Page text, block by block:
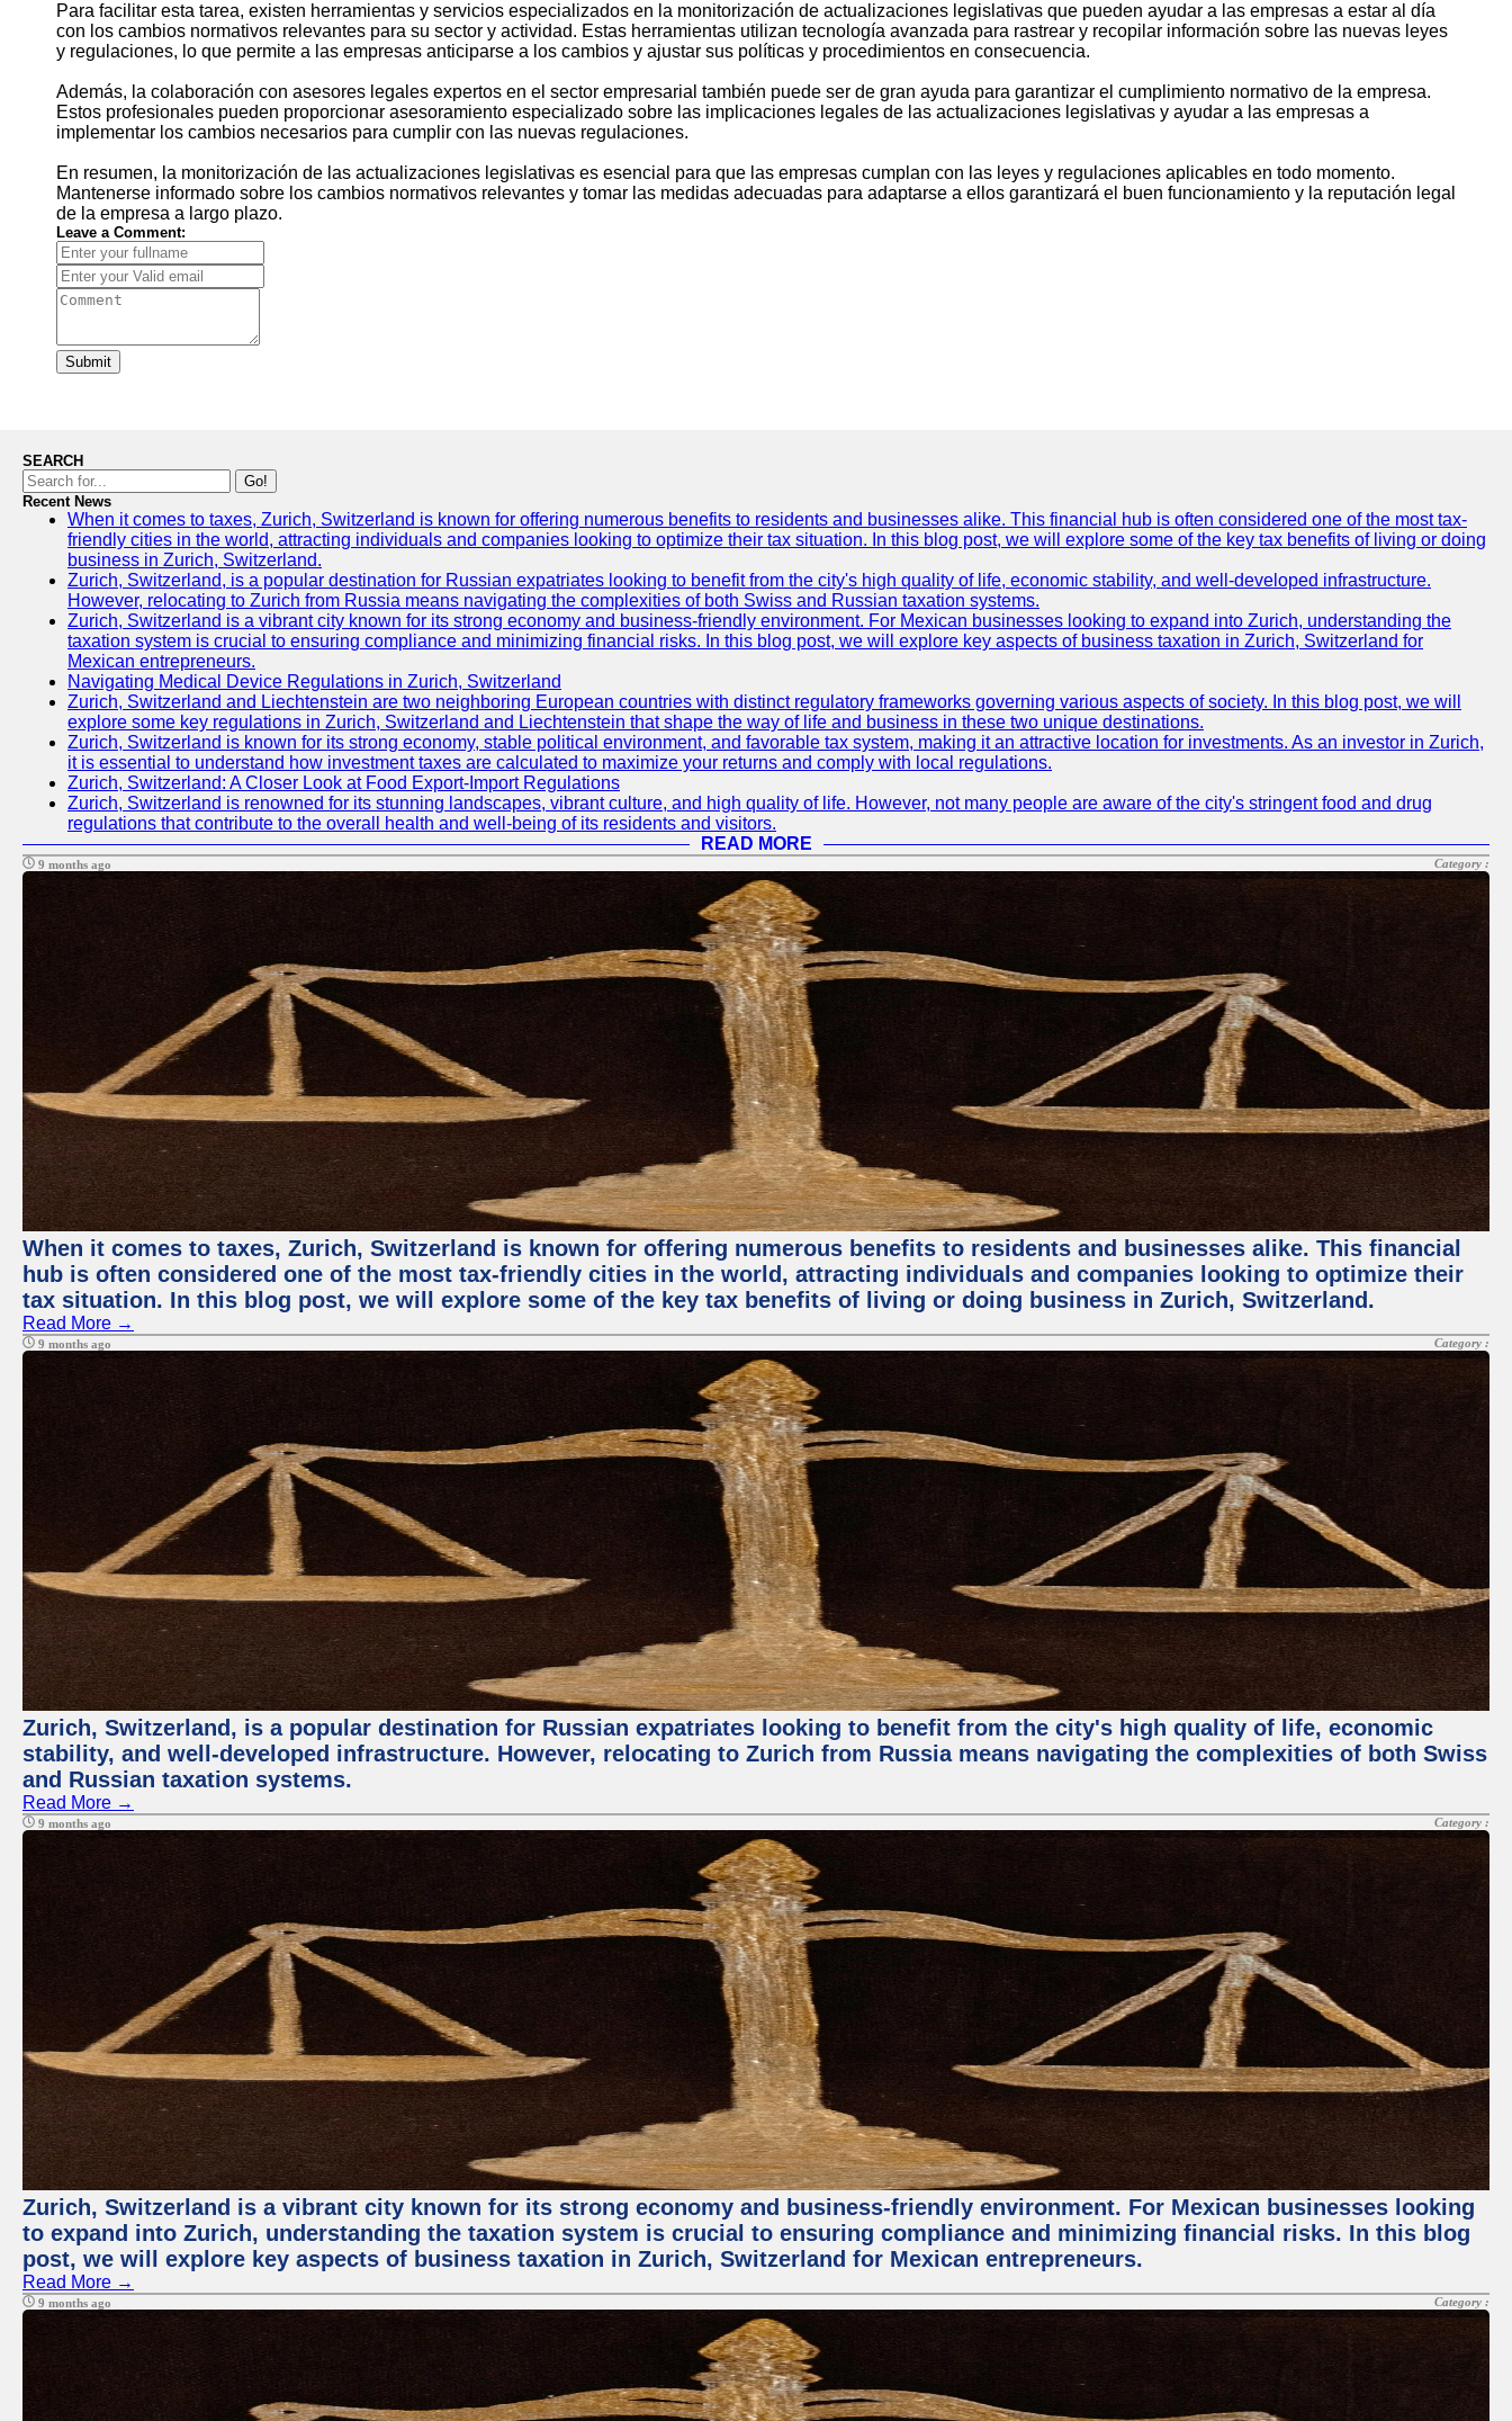
Para facilitar esta tarea, existen herramientas y servicios especializados en la monitorización de actualizaciones legislativas que pueden ayudar a las empresas a estar al día
con los cambios normativos relevantes para su sector y actividad. Estas herramientas utilizan tecnología avanzada para rastrear y recopilar información sobre las nuevas leyes
y regulaciones, lo que permite a las empresas anticiparse a los cambios y ajustar sus políticas y procedimientos en consecuencia.
Además, la colaboración con asesores legales expertos en el sector empresarial también puede ser de gran ayuda para garantizar el cumplimiento normativo de la empresa.
Estos profesionales pueden proporcionar asesoramiento especializado sobre las implicaciones legales de las actualizaciones legislativas y ayudar a las empresas a
implementar los cambios necesarios para cumplir con las nuevas regulaciones.
En resumen, la monitorización de las actualizaciones legislativas es esencial para que las empresas cumplan con las leyes y regulaciones aplicables en todo momento.
Mantenerse informado sobre los cambios normativos relevantes y tomar las medidas adecuadas para adaptarse a ellos garantizará el buen funcionamiento y la reputación legal
de la empresa a largo plazo.
Leave a Comment:
Submit
SEARCH
Go!
Recent News
When it comes to taxes, Zurich, Switzerland is known for offering numerous benefits to residents and businesses alike. This financial hub is often considered one of the most tax-
friendly cities in the world, attracting individuals and companies looking to optimize their tax situation. In this blog post, we will explore some of the key tax benefits of living or doing
business in Zurich, Switzerland.
Zurich, Switzerland, is a popular destination for Russian expatriates looking to benefit from the city's high quality of life, economic stability, and well-developed infrastructure.
However, relocating to Zurich from Russia means navigating the complexities of both Swiss and Russian taxation systems.
Zurich, Switzerland is a vibrant city known for its strong economy and business-friendly environment. For Mexican businesses looking to expand into Zurich, understanding the
taxation system is crucial to ensuring compliance and minimizing financial risks. In this blog post, we will explore key aspects of business taxation in Zurich, Switzerland for
Mexican entrepreneurs.
Navigating Medical Device Regulations in Zurich, Switzerland
Zurich, Switzerland and Liechtenstein are two neighboring European countries with distinct regulatory frameworks governing various aspects of society. In this blog post, we will
explore some key regulations in Zurich, Switzerland and Liechtenstein that shape the way of life and business in these two unique destinations.
Zurich, Switzerland is known for its strong economy, stable political environment, and favorable tax system, making it an attractive location for investments. As an investor in Zurich,
it is essential to understand how investment taxes are calculated to maximize your returns and comply with local regulations.
Zurich, Switzerland: A Closer Look at Food Export-Import Regulations
Zurich, Switzerland is renowned for its stunning landscapes, vibrant culture, and high quality of life. However, not many people are aware of the city's stringent food and drug
regulations that contribute to the overall health and well-being of its residents and visitors.
READ MORE
9 months ago Category :
When it comes to taxes, Zurich, Switzerland is known for offering numerous benefits to residents and businesses alike. This financial
hub is often considered one of the most tax-friendly cities in the world, attracting individuals and companies looking to optimize their
tax situation. In this blog post, we will explore some of the key tax benefits of living or doing business in Zurich, Switzerland.
Read More →
9 months ago Category :
Zurich, Switzerland, is a popular destination for Russian expatriates looking to benefit from the city's high quality of life, economic
stability, and well-developed infrastructure. However, relocating to Zurich from Russia means navigating the complexities of both Swiss
and Russian taxation systems.
Read More →
9 months ago Category :
Zurich, Switzerland is a vibrant city known for its strong economy and business-friendly environment. For Mexican businesses looking
to expand into Zurich, understanding the taxation system is crucial to ensuring compliance and minimizing financial risks. In this blog
post, we will explore key aspects of business taxation in Zurich, Switzerland for Mexican entrepreneurs.
Read More →
9 months ago Category :